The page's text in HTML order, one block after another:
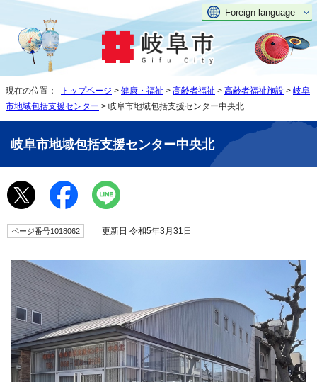
Foreign language
現在の位置： トップページ > 健康・福祉 > 高齢者福祉 > 高齢者福祉施設 > 岐阜
市地域包括支援センター > 岐阜市地域包括支援センター中央北
岐阜市地域包括支援センター中央北
ページ番号1018062 更新日 令和5年3月31日